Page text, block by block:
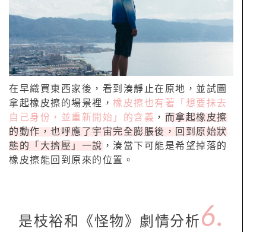
在早織買東西家後，看到湊靜止在原地，並試圖
拿起橡皮擦的場景裡， 橡皮擦也有著「想要抹去
自己身份，並重新開始」的含義 ， 而拿起橡皮擦
的動作，也呼應了宇宙完全膨脹後，回到原始狀
態的「大擠壓」一說 ，湊當下可能是希望掉落的
橡皮擦能回到原來的位置。
是枝裕和《怪物》劇情分析 6.